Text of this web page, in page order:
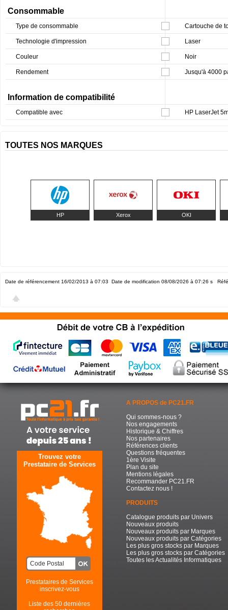
Consommable
Type de consommable Cartouche de
Technologie d'impression Laser
Couleur Noir
Rendement Jusqu'à 4000
Information de compatibilité
Compatible avec HP LaserJet
TOUTES NOS MARQUES
HP Xerox OKI
Date de référencement 16/02/2013 à 07:03 Date de modification 08/08/2026 à 07:26 s
Trouvez votre
Prestataire de Services
Prestataires de Services
inscrivez-vous
Liste des 50 dernières
A PROPOS de PC21.FR
Qui sommes-nous ?
Nos engagements
Historique & Chiffres
Nos partenaires
Références clients
Questions fréquentes
1ère Visite
Plan du site
Mentions légales
Recommander PC21.FR
Contactez nous !
PRODUITS
Catalogue produits par Univers
Nouveaux produits
Nouveaux produits par Marques
Nouveaux produits par Catégories
Les plus gros stocks par Marques
Les plus gros stocks par Catégories
Toutes les Actualités Informatiques